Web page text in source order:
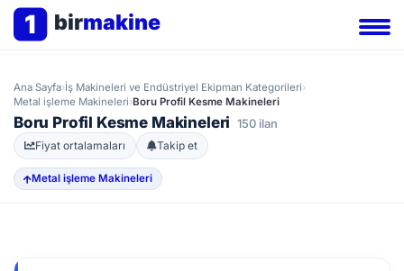
1 birmakine
Ana Sayfa›İş Makineleri ve Endüstriyel Ekipman Kategorileri›
Metal işleme Makineleri›Boru Profil Kesme Makineleri
Boru Profil Kesme Makineleri 150 ilan
Fiyat ortalamaları Takip et
Metal işleme Makineleri